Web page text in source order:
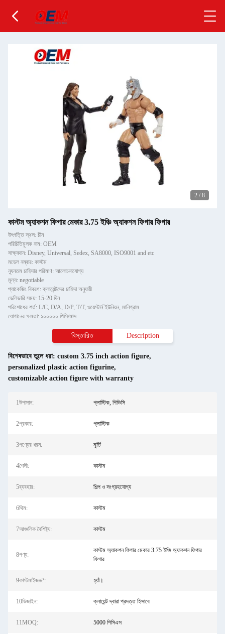
2 / 8
কাস্টম অ্যাকশন ফিগার মেকার 3.75 ইঞ্চি অ্যাকশন ফিগার ফিগার
উৎপত্তি স্থল: চীন
পরিচিতিমুলক নাম: OEM
সাক্ষ্যদান: Disney, Universal, Sedex, SA8000, ISO9001 and etc
মডেল নম্বার: কাস্টম
ন্যূনতম চাহিদার পরিমাণ: আলোচনাযোগ্য
মূল্য: negotiable
প্যাকেজিং বিবরণ: ক্লায়েন্টদের চাহিদা অনুযায়ী
ডেলিভারি সময়: 15-20 দিন
পরিশোধের শর্ত: L/C, D/A, D/P, T/T, ওয়েস্টার্ন ইউনিয়ন, মানিগ্রাম
যোগানের ক্ষমতা: ১০০০০০ পিসি/মাস
বিস্তারিত Description
বিশেষভাবে তুলে ধরা: custom 3.75 inch action figure,
personalized plastic action figurine,
customizable action figure with warranty
1উপাদান: প্লাস্টিক, পিভিসি
2প্রকার: প্লাস্টিক
3পণ্যের ধরন: মূর্তি
4শৈলী: কাস্টম
5ব্যবহার: শিল্প ও সংগ্রহযোগ্য
6থিম: কাস্টম
7আঞ্চলিক বৈশিষ্ট্য: কাস্টম
8পণ্য:
কাস্টম অ্যাকশন ফিগার মেকার 3.75 ইঞ্চি অ্যাকশন ফিগার
ফিগার
9কাস্টমাইজড?: হ্যাঁ।
10ডিজাইন: ক্লায়েন্ট দ্বারা প্রদত্ত হিসাবে
11MOQ: 5000 পিসিএস